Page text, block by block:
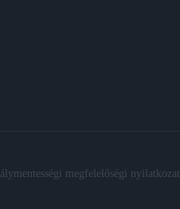
megfelelőségi nyilatkozat